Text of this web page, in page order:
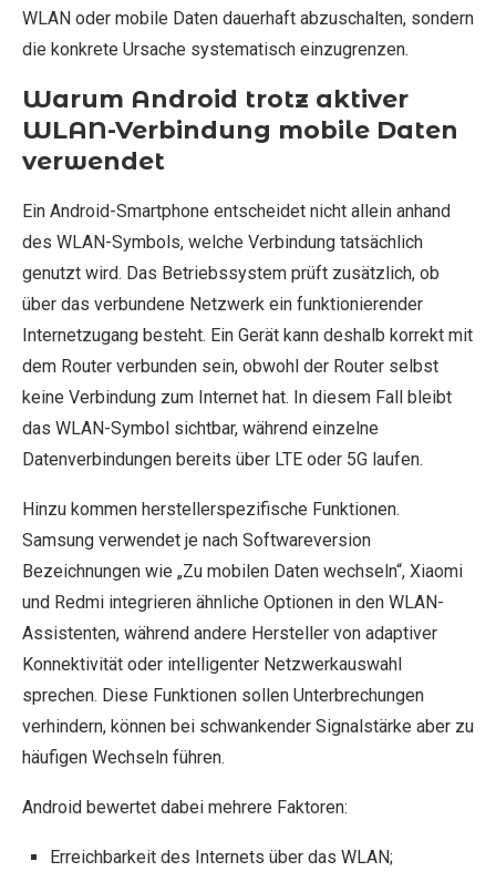
WLAN oder mobile Daten dauerhaft abzuschalten, sondern
die konkrete Ursache systematisch einzugrenzen.
Warum Android trotz aktiver
WLAN-Verbindung mobile Daten
verwendet
Ein Android-Smartphone entscheidet nicht allein anhand
des WLAN-Symbols, welche Verbindung tatsächlich
genutzt wird. Das Betriebssystem prüft zusätzlich, ob
über das verbundene Netzwerk ein funktionierender
Internetzugang besteht. Ein Gerät kann deshalb korrekt mit
dem Router verbunden sein, obwohl der Router selbst
keine Verbindung zum Internet hat. In diesem Fall bleibt
das WLAN-Symbol sichtbar, während einzelne
Datenverbindungen bereits über LTE oder 5G laufen.
Hinzu kommen herstellerspezifische Funktionen.
Samsung verwendet je nach Softwareversion
Bezeichnungen wie „Zu mobilen Daten wechseln“, Xiaomi
und Redmi integrieren ähnliche Optionen in den WLAN-
Assistenten, während andere Hersteller von adaptiver
Konnektivität oder intelligenter Netzwerkauswahl
sprechen. Diese Funktionen sollen Unterbrechungen
verhindern, können bei schwankender Signalstärke aber zu
häufigen Wechseln führen.
Android bewertet dabei mehrere Faktoren:
Erreichbarkeit des Internets über das WLAN;